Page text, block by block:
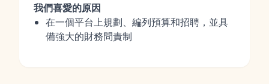
我們喜愛的原因
在一個平台上規劃、編列預算和招聘，並具
備強大的財務問責制